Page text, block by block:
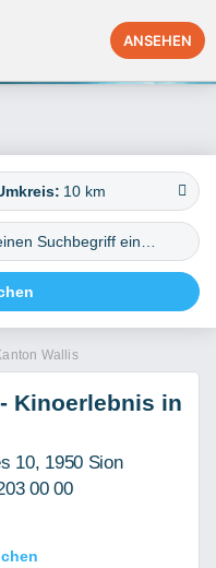
ANSEHEN
Österreich
10 km
Wallis
- Kinoerlebnis in
10, 1950 Sion
00 00